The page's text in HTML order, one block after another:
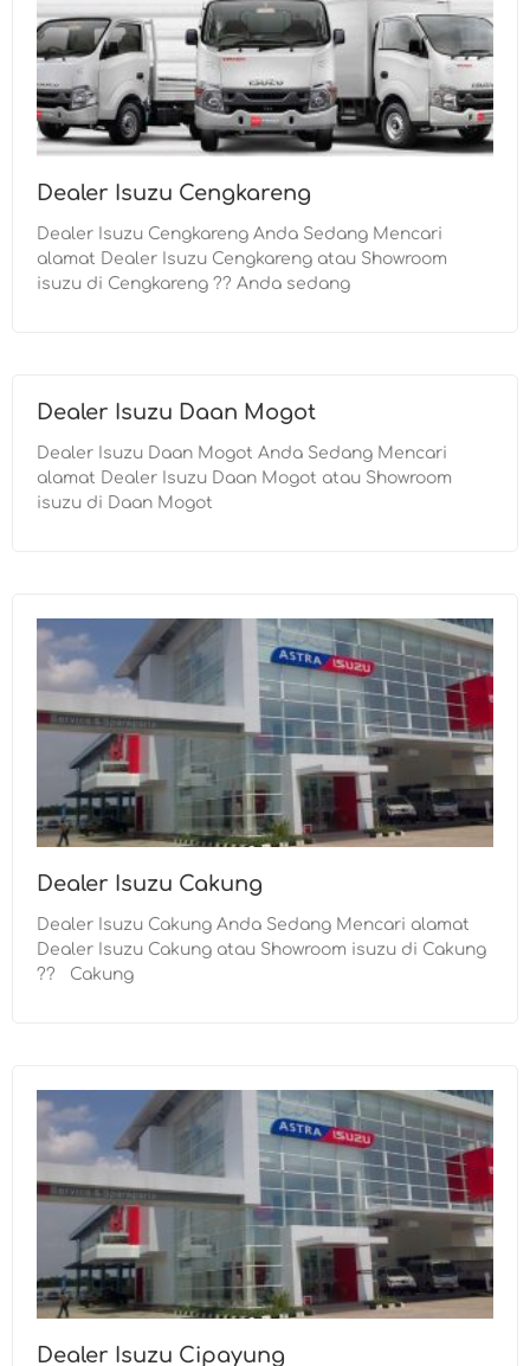
Dealer Isuzu Cengkareng
Dealer Isuzu Cengkareng Anda Sedang Mencari
alamat Dealer Isuzu Cengkareng atau Showroom
isuzu di Cengkareng ?? Anda sedang
Dealer Isuzu Daan Mogot
Dealer Isuzu Daan Mogot Anda Sedang Mencari
alamat Dealer Isuzu Daan Mogot atau Showroom
isuzu di Daan Mogot
Dealer Isuzu Cakung
Dealer Isuzu Cakung Anda Sedang Mencari alamat
Dealer Isuzu Cakung atau Showroom isuzu di Cakung
?? Cakung
Dealer Isuzu Cipayung